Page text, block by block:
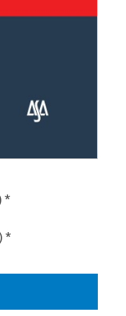
*
*